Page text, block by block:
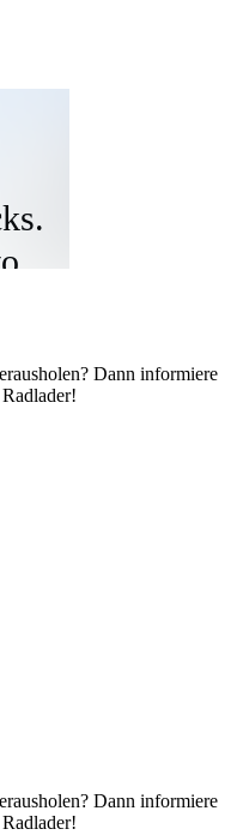
Dann informiere
Dann informiere